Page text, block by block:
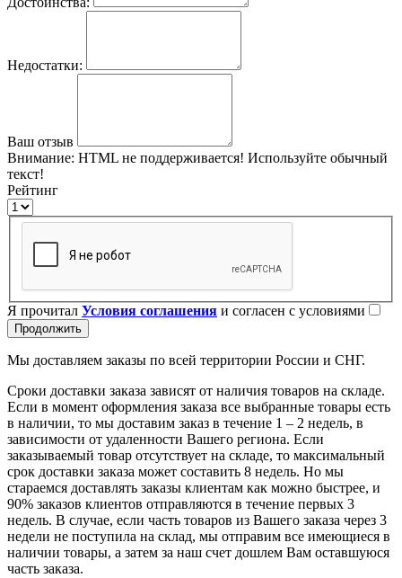
Недостатки:
Ваш отзыв
Внимание: HTML не поддерживается! Используйте обычный
текст!
Рейтинг
Я прочитал Условия соглашения и согласен с условиями
Продолжить
Мы доставляем заказы по всей территории России и СНГ.
Сроки доставки заказа зависят от наличия товаров на складе.
Если в момент оформления заказа все выбранные товары есть
в наличии, то мы доставим заказ в течение 1 – 2 недель, в
зависимости от удаленности Вашего региона. Если
заказываемый товар отсутствует на складе, то максимальный
срок доставки заказа может составить 8 недель. Но мы
стараемся доставлять заказы клиентам как можно быстрее, и
90% заказов клиентов отправляются в течение первых 3
недель. В случае, если часть товаров из Вашего заказа через 3
недели не поступила на склад, мы отправим все имеющиеся в
наличии товары, а затем за наш счет дошлем Вам оставшуюся
часть заказа.